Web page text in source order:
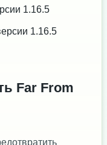
1.16.5
1.16.5
Far From